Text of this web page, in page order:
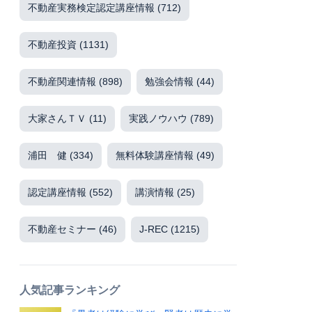
不動産実務検定認定講座情報 (712)
不動産投資 (1131)
不動産関連情報 (898) 勉強会情報 (44)
大家さんＴＶ (11) 実践ノウハウ (789)
浦田 健 (334) 無料体験講座情報 (49)
認定講座情報 (552) 講演情報 (25)
不動産セミナー (46) J-REC (1215)
人気記事ランキング